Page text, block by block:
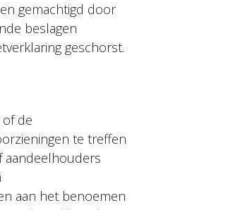
gemachtigd door
beslagen
geschorst.
de
te treffen
aandeelhouders
aan het benoemen